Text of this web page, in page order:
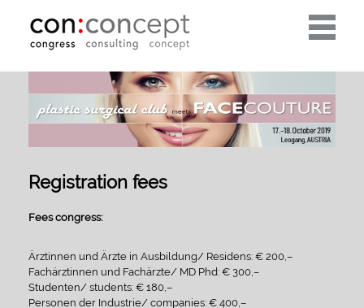
Toggle
Registration fees
Fees congress:
Ärztinnen und Ärzte in Ausbildung/ Residens: € 200,–
Fachärztinnen und Fachärzte/ MD Phd: € 300,–
Studenten/ students: € 180,–
Personen der Industrie/ companies: € 400,–